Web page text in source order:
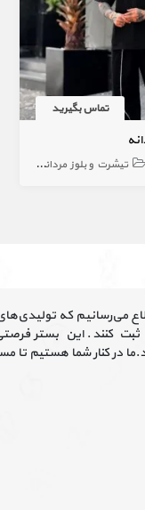
تماس بگیرید
تیشرت و بلوز مردانه
می‌رسانیم که
کنند. این بستر فرصتی
در کنار شما هستیم تا